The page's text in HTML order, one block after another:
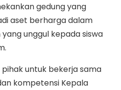
gedung yang
aset berharga dalam
unggul kepada siswa
untuk bekerja sama
kompetensi Kepala